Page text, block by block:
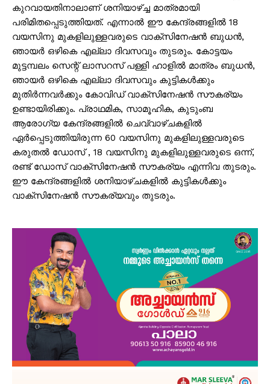
കുറവായതിനാലാണ് ശനിയാഴ്ച്ച മാത്രമായി
പരിമിതപ്പെടുത്തിയത്. എന്നാൽ ഈ കേന്ദ്രങ്ങളിൽ 18
വയസിനു മുകളിലുള്ളവരുടെ വാക്‌സിനേഷൻ ബുധൻ,
ഞായർ ഒഴികെ എല്ലാ ദിവസവും തുടരും. കോട്ടയം
മുട്ടമ്പലം സെന്റ് ലാസറസ് പള്ളി ഹാളിൽ മാത്രം ബുധൻ,
ഞായർ ഒഴികെ എല്ലാ ദിവസവും കുട്ടികൾക്കും
മുതിർന്നവർക്കും കോവിഡ് വാക്‌സിനേഷൻ സൗകര്യം
ഉണ്ടായിരിക്കും. പ്രാഥമിക, സാമൂഹിക, കുടുംബ
ആരോഗ്യ കേന്ദ്രങ്ങളിൽ ചെവ്വാഴ്ചകളിൽ
ഏർപ്പെടുത്തിയിരുന്ന 60 വയസിനു മുകളിലുള്ളവരുടെ
കരുതൽ ഡോസ് , 18 വയസിനു മുകളിലുള്ളവരുടെ ഒന്ന്,
രണ്ട് ഡോസ് വാക്‌സിനേഷൻ സൗകര്യം എന്നിവ തുടരും.
ഈ കേന്ദ്രങ്ങളിൽ ശനിയാഴ്ചകളിൽ കുട്ടികൾക്കും
വാക്‌സിനേഷൻ സൗകര്യവും തുടരും.